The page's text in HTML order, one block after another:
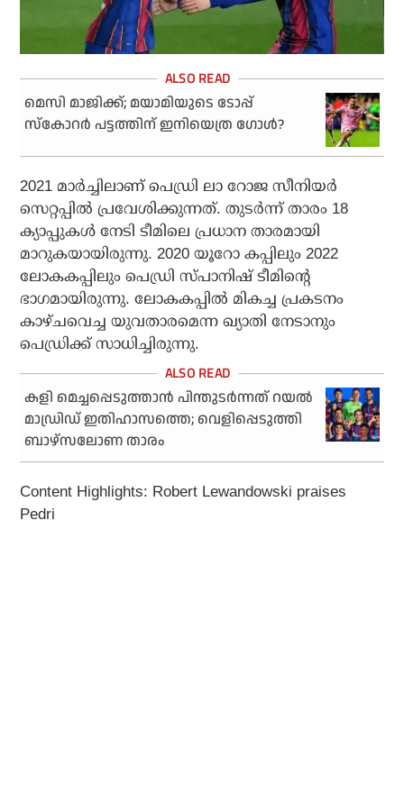
മെസി മാജിക്ക്; മയാമിയുടെ ടോപ്പ്
സ്‌കോറര്‍ പട്ടത്തിന് ഇനിയെത്ര ഗോള്‍?
2021 മാര്‍ച്ചിലാണ് പെഡ്രി ലാ റോജ സീനിയര്‍
സെറ്റപ്പില്‍ പ്രവേശിക്കുന്നത്. തുടര്‍ന്ന് താരം 18
ക്യാപ്പുകള്‍ നേടി ടീമിലെ പ്രധാന താരമായി
മാറുകയായിരുന്നു. 2020 യൂറോ കപ്പിലും 2022
ലോകകപ്പിലും പെഡ്രി സ്പാനിഷ് ടീമിന്റെ
ഭാഗമായിരുന്നു. ലോകകപ്പില്‍ മികച്ച പ്രകടനം
കാഴ്ചവെച്ച യുവതാരമെന്ന ഖ്യാതി നേടാനും
പെഡ്രിക്ക് സാധിച്ചിരുന്നു.
കളി മെച്ചപ്പെടുത്താന്‍ പിന്തുടര്‍ന്നത് റയല്‍
മാഡ്രിഡ് ഇതിഹാസത്തെ; വെളിപ്പെടുത്തി
ബാഴ്‌സലോണ താരം
Content Highlights: Robert Lewandowski praises
Pedri